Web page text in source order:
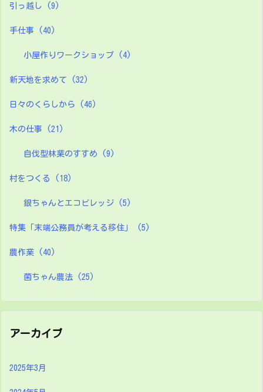
引っ越し (9)
手仕事 (40)
小屋作りワークショップ (4)
新天地を求めて (32)
日々のくらしから (46)
木の仕事 (21)
自伐型林業のすすめ (9)
村をつくる (18)
銀ちゃんとエコビレッジ (5)
特集「末端公務員が考える移住」 (5)
農作業 (40)
菌ちゃん農法 (25)
アーカイブ
2025年3月